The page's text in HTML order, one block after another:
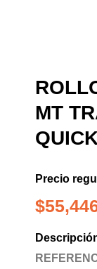
MT
Precio
$